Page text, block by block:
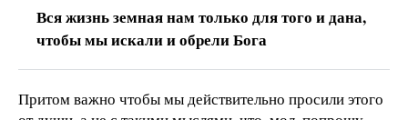
Вся жизнь земная нам только для того и дана,
чтобы мы искали и обрели Бога
Притом важно чтобы мы действительно просили этого